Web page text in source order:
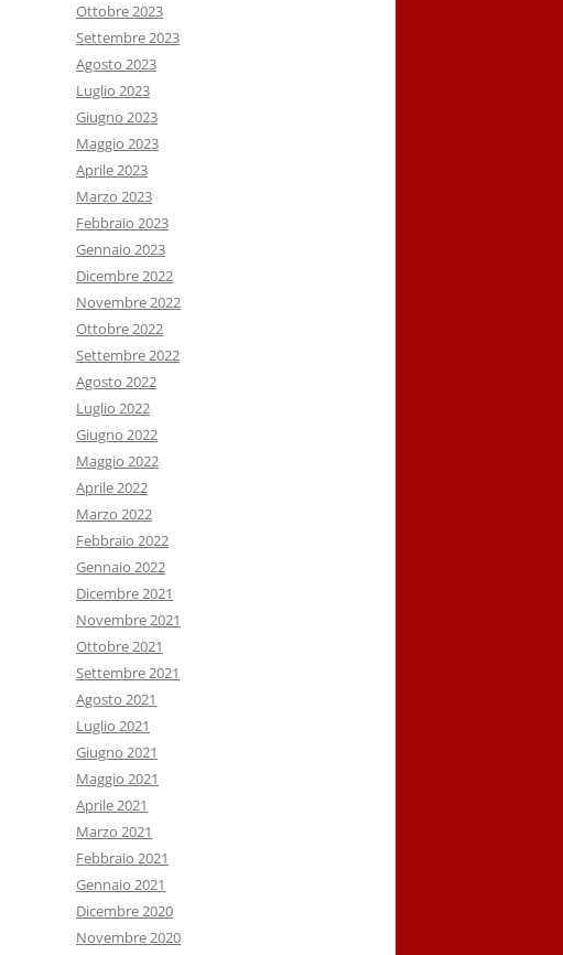
Ottobre 2023
Settembre 2023
Agosto 2023
Luglio 2023
Giugno 2023
Maggio 2023
Aprile 2023
Marzo 2023
Febbraio 2023
Gennaio 2023
Dicembre 2022
Novembre 2022
Ottobre 2022
Settembre 2022
Agosto 2022
Luglio 2022
Giugno 2022
Maggio 2022
Aprile 2022
Marzo 2022
Febbraio 2022
Gennaio 2022
Dicembre 2021
Novembre 2021
Ottobre 2021
Settembre 2021
Agosto 2021
Luglio 2021
Giugno 2021
Maggio 2021
Aprile 2021
Marzo 2021
Febbraio 2021
Gennaio 2021
Dicembre 2020
Novembre 2020